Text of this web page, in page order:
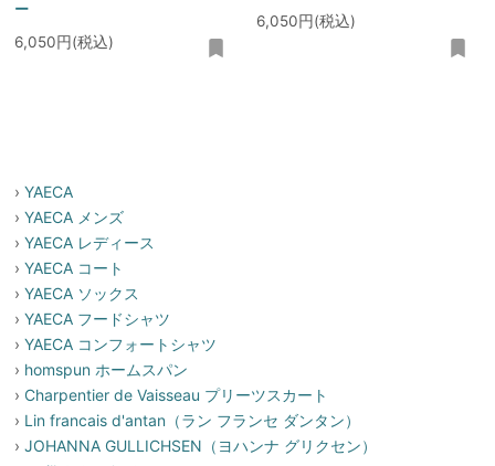
ー
6,050円(税込)
6,050円(税込)
›YAECA
›YAECA メンズ
›YAECA レディース
›YAECA コート
›YAECA ソックス
›YAECA フードシャツ
›YAECA コンフォートシャツ
› homspun ホームスパン
› Charpentier de Vaisseau プリーツスカート
› Lin francais d'antan（ラン フランセ ダンタン）
›JOHANNA GULLICHSEN（ヨハンナ グリクセン）